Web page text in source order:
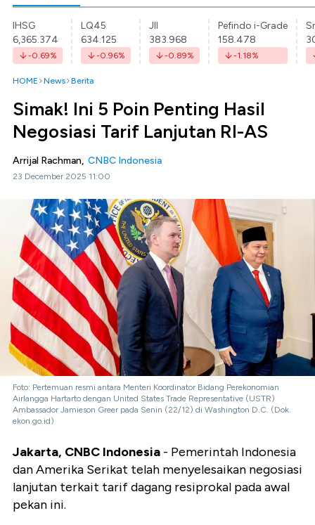
IHSG
6,365.374
-0.69%
LQ45
634.125
-0.96%
JII
383.968
-0.89%
Pefindo i-Grade
158.478
-1.18%
HOME News Berita
Simak! Ini 5 Poin Penting Hasil
Negosiasi Tarif Lanjutan RI-AS
Arrijal Rachman, CNBC Indonesia
23 December 2025 11:00
Foto: Pertemuan resmi antara Menteri Koordinator Bidang Perekonomian
Airlangga Hartarto dengan United States Trade Representative (USTR)
Ambassador Jamieson Greer pada Senin (22/12) di Washington D.C. (Dok.
ekon.go.id)
Jakarta, CNBC Indonesia - Pemerintah Indonesia
dan Amerika Serikat telah menyelesaikan negosiasi
lanjutan terkait tarif dagang resiprokal pada awal
pekan ini.